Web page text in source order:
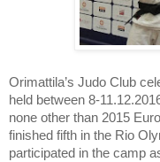
Orimattila’s Judo Club
held between 8-
none other than 2015
finished fifth in the Rio
participated in the camp